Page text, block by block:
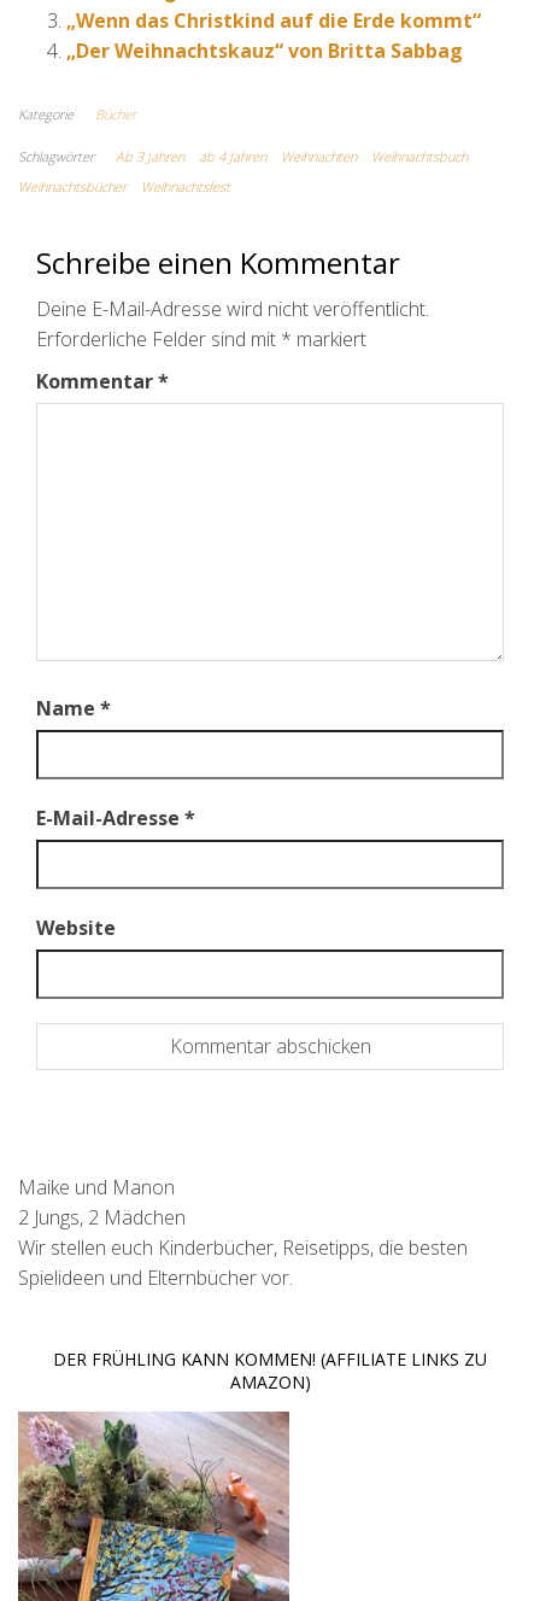
„Wenn das Christkind auf die Erde kommt“
„Der Weihnachtskauz“ von Britta Sabbag
Kategorie Bücher
Schlagwörter Ab 3 Jahren ab 4 Jahren Weihnachten
Weihnachtsbuch
Weihnachtsbücher
Weihnachtsfest
Schreibe einen Kommentar
Deine E-Mail-Adresse wird nicht veröffentlicht.
Erforderliche Felder sind mit * markiert
Kommentar*
Name *
E-Mail-Adresse *
Website
Maike und Manon
2 Jungs, 2 Mädchen
Wir stellen euch Kinderbücher, Reisetipps, die besten
Spielideen und Elternbücher vor.
DER FRÜHLING KANN KOMMEN! (AFFILIATE LINKS ZU
AMAZON)